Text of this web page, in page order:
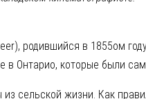
родившийся в 1855ом
в Онтарио, которые были
сельской жизни. Как